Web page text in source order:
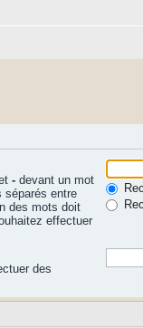
- devant un mot
séparés entre
des mots doit
effectuer
des